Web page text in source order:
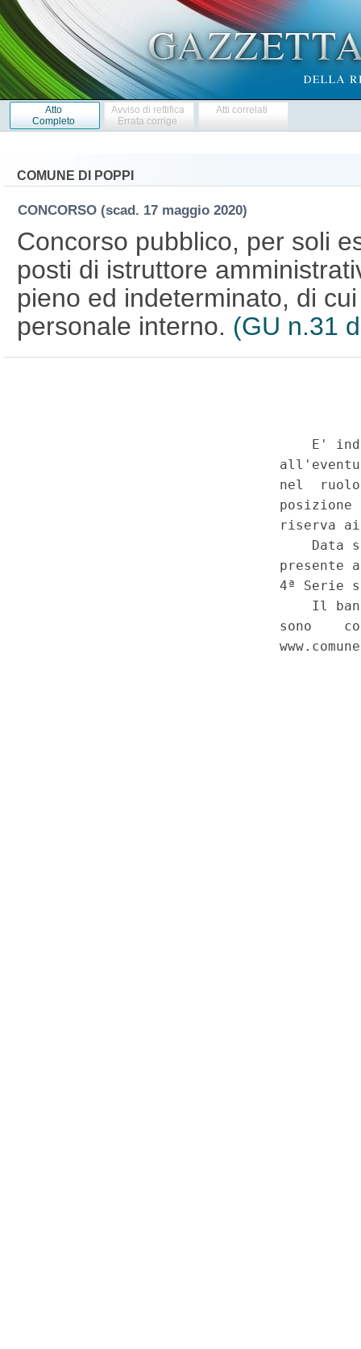
Atto
Completo
Avviso di rettifica
Errata corrige
Atti correlati
COMUNE DI POPPI
CONCORSO (scad. 17 maggio 2020)
Concorso pubblico, per soli
posti di istruttore
pieno ed indeterminato, di
personale interno. (GU n.31